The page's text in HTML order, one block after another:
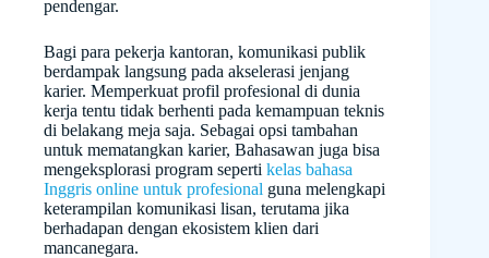
pendengar.
Bagi para pekerja kantoran, komunikasi publik
berdampak langsung pada akselerasi jenjang
karier. Memperkuat profil profesional di dunia
kerja tentu tidak berhenti pada kemampuan teknis
di belakang meja saja. Sebagai opsi tambahan
untuk mematangkan karier, Bahasawan juga bisa
mengeksplorasi program seperti kelas bahasa
Inggris online untuk profesional guna melengkapi
keterampilan komunikasi lisan, terutama jika
berhadapan dengan ekosistem klien dari
mancanegara.